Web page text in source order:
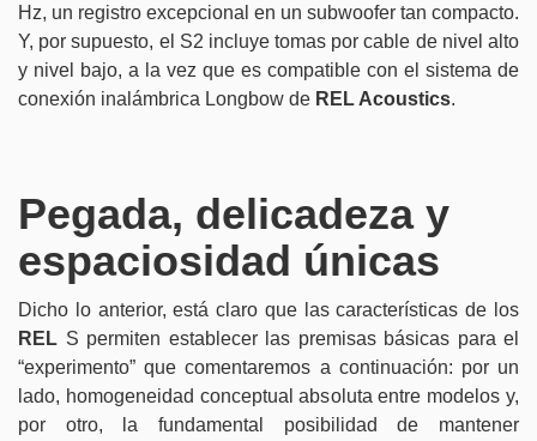
Hz, un registro excepcional en un subwoofer tan compacto.
Y, por supuesto, el S2 incluye tomas por cable de nivel alto
y nivel bajo, a la vez que es compatible con el sistema de
conexión inalámbrica Longbow de REL Acoustics.
Pegada, delicadeza y
espaciosidad únicas
Dicho lo anterior, está claro que las características de los
REL S permiten establecer las premisas básicas para el
“experimento” que comentaremos a continuación: por un
lado, homogeneidad conceptual absoluta entre modelos y,
por otro, la fundamental posibilidad de mantener